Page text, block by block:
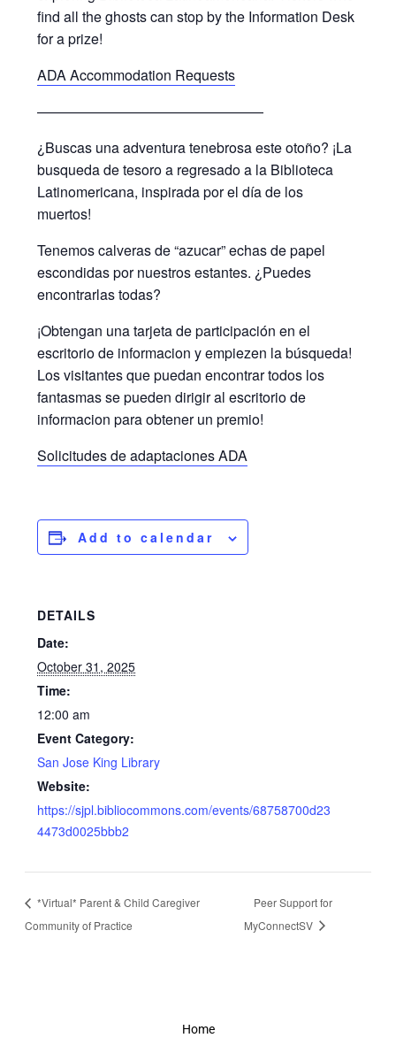
find all the ghosts can stop by the Information Desk
for a prize!
ADA Accommodation Requests
————————————————
¿Buscas una adventura tenebrosa este otoño? ¡La
busqueda de tesoro a regresado a la Biblioteca
Latinomericana, inspirada por el día de los
muertos!
Tenemos calveras de “azucar” echas de papel
escondidas por nuestros estantes. ¿Puedes
encontrarlas todas?
¡Obtengan una tarjeta de participación en el
escritorio de informacion y empiezen la búsqueda!
Los visitantes que puedan encontrar todos los
fantasmas se pueden dirigir al escritorio de
informacion para obtener un premio!
Solicitudes de adaptaciones ADA
Add to calendar
DETAILS
Date:
October 31, 2025
Time:
12:00 am
Event Category:
San Jose King Library
Website:
https://sjpl.bibliocommons.com/events/68758700d23
4473d0025bbb2
*Virtual* Parent & Child Caregiver
Community of Practice
Peer Support for
MyConnectSV
Home